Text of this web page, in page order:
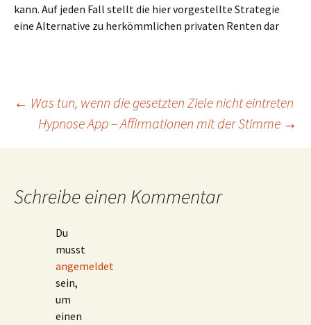
kann. Auf jeden Fall stellt die hier vorgestellte Strategie
eine Alternative zu herkömmlichen privaten Renten dar
Beitrags-
Navigation
← Was tun, wenn die gesetzten Ziele nicht eintreten
Hypnose App – Affirmationen mit der Stimme →
Schreibe einen Kommentar
Du
musst
angemeldet
sein,
um
einen